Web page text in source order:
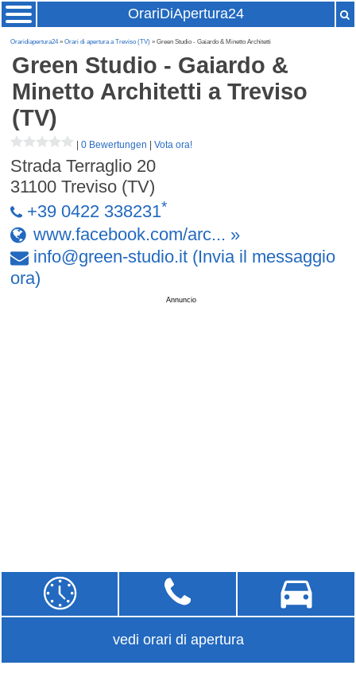
OrariDiApertura24
Oraridiapertura24»Orari di apertura a Treviso (TV) » Green Studio - Gaiardo & Minetto Architetti
Green Studio - Gaiardo &
Minetto Architetti a Treviso
(TV)
|0 Bewertungen |Vota ora!
Strada Terraglio 20
31100 Treviso (TV)
+39 0422 338231*
www.facebook.com/arc... »
info@green-studio.it (Invia il messaggio
ora)
Annuncio
vedi orari di apertura